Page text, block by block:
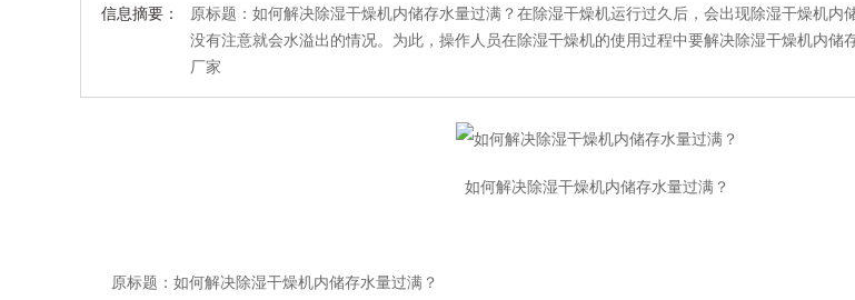
信息摘要：
原标题：如何解决除湿干燥机内储存水量过满？在除湿干燥机运行过久后，会出现除湿干燥机内
没有注意就会水溢出的情况。为此，操作人员在除湿干燥机的使用过程中要解决除湿干燥机内储
厂家
如何解决除湿干燥机内储存水量过满？
原标题：如何解决除湿干燥机内储存水量过满？